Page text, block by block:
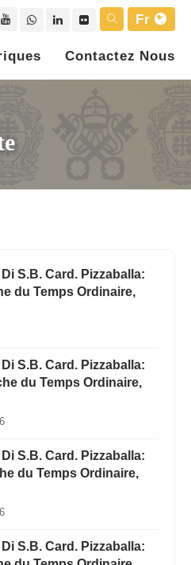
Fr
Contactez Nous
S.B. Card. Pizzaballa:
du Temps Ordinaire,
S.B. Card. Pizzaballa:
du Temps Ordinaire,
S.B. Card. Pizzaballa:
du Temps Ordinaire,
S.B. Card. Pizzaballa: